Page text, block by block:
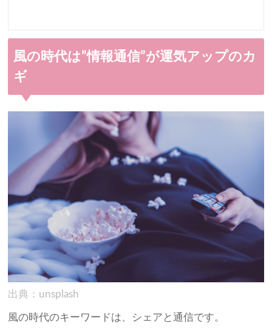
風の時代は”情報通信”が運気アップのカ
ギ
出典：unsplash
風の時代のキーワードは、シェアと通信です。